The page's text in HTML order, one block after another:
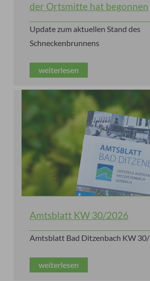
der Ortsmitte hat begonnen
Update zum aktuellen Stand des
Schneckenbrunnens
weiterlesen
Amtsblatt KW 30/2026
Amtsblatt Bad Ditzenbach KW
weiterlesen